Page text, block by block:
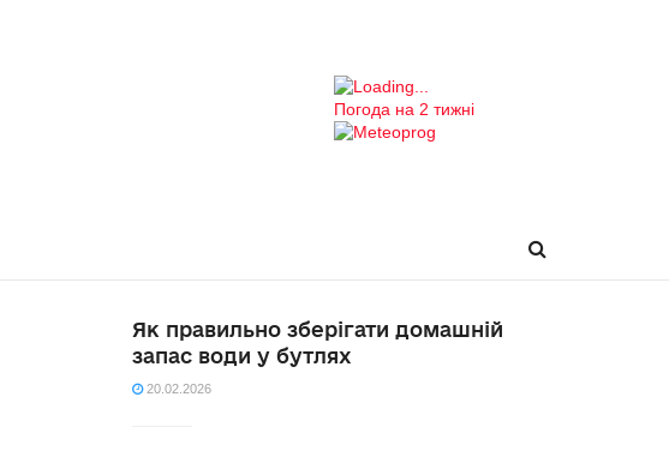
Погода на 2 тижні
Як правильно зберігати домашній
запас води у бутлях
20.02.2026